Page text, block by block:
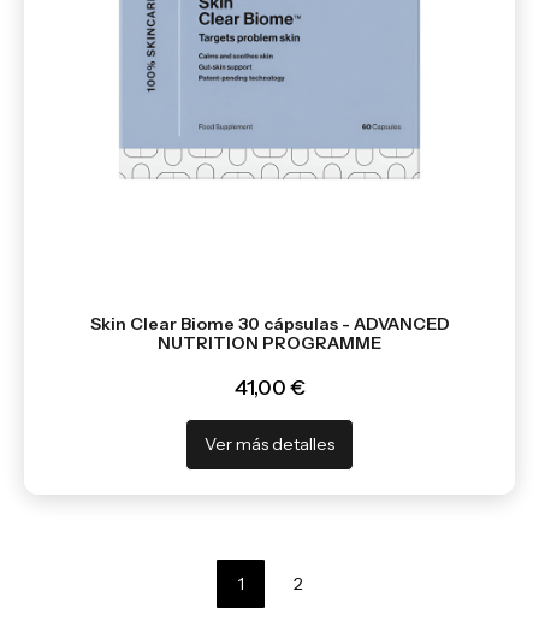
Skin Clear Biome 30 cápsulas - ADVANCED
NUTRITION PROGRAMME
41,00 €
Ver más detalles
1 2